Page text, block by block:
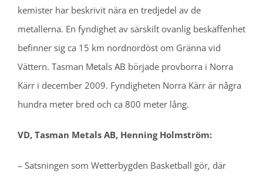
kemister har beskrivit nära en tredjedel av de
metallerna. En fyndighet av särskilt ovanlig beskaffenhet
befinner sig ca 15 km nordnordöst om Gränna vid
Vättern. Tasman Metals AB började provborra i Norra
Kärr i december 2009. Fyndigheten Norra Kärr är några
hundra meter bred och ca 800 meter lång.
VD, Tasman Metals AB, Henning Holmström:
– Satsningen som Wetterbygden Basketball gör, där